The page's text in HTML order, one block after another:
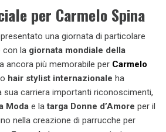
per Carmelo Spina
una giornata di particolare
con la giornata mondiale della
ancora più memorabile per Carmelo
hair stylist internazionale ha
sua carriera importanti riconoscimenti,
Moda e latarga Donne d’Amore per il
nella creazione di parrucche per